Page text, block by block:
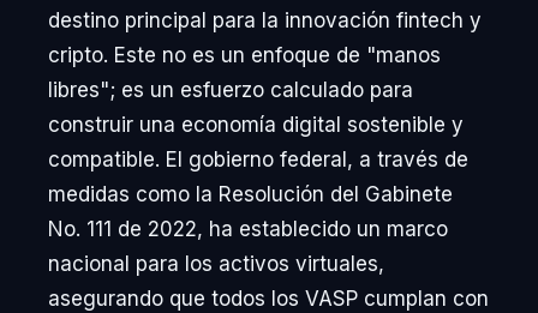
destino principal para la innovación fintech y
cripto. Este no es un enfoque de "manos
libres"; es un esfuerzo calculado para
construir una economía digital sostenible y
compatible. El gobierno federal, a través de
medidas como la Resolución del Gabinete
No. 111 de 2022, ha establecido un marco
nacional para los activos virtuales,
asegurando que todos los VASP cumplan con